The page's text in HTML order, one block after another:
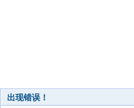
出现错误！